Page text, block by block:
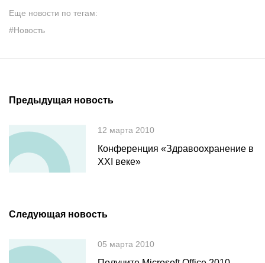
Еще новости по тегам:
#Новость
Предыдущая новость
12 марта 2010
Конференция «Здравоохранение в
XXI веке»
Следующая новость
05 марта 2010